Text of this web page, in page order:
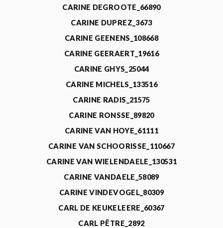
CARINE DEGROOTE_66890
CARINE DUPREZ_3673
CARINE GEENENS_108668
CARINE GEERAERT_19616
CARINE GHYS_25044
CARINE MICHELS_133516
CARINE RADIS_21575
CARINE RONSSE_89820
CARINE VAN HOYE_61111
CARINE VAN SCHOORISSE_110667
CARINE VAN WIELENDAELE_130531
CARINE VANDAELE_58089
CARINE VINDEVOGEL_80309
CARL DE KEUKELEERE_60367
CARL PÊTRE_2892